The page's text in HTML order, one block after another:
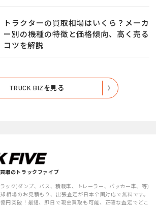
トラクターの買取相場はいくら？メーカ
ー別の機種の特徴と価格傾向、高く売る
コツを解説
TRUCK BIZを見る
取のトラックファイブ
ック(ダンプ、バス、積載車、トレーラー、パッカー車、等)
相場のお見積もり、出張査定が日本全国対応で無料です。
円突破！最短、即日で現金買取も可能、正確な査定でどこ